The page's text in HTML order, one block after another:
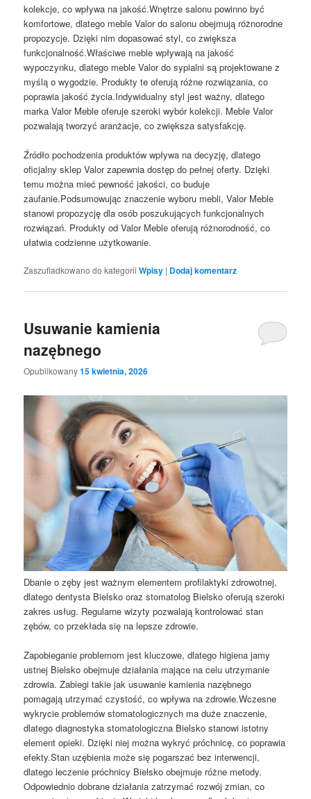
kolekcje, co wpływa na jakość.Wnętrze salonu powinno być
komfortowe, dlatego meble Valor do salonu obejmują różnorodne
propozycje. Dzięki nim dopasować styl, co zwiększa
funkcjonalność.Właściwe meble wpływają na jakość
wypoczynku, dlatego meble Valor do sypialni są projektowane z
myślą o wygodzie. Produkty te oferują różne rozwiązania, co
poprawia jakość życia.Indywidualny styl jest ważny, dlatego
marka Valor Meble oferuje szeroki wybór kolekcji. Meble Valor
pozwalają tworzyć aranżacje, co zwiększa satysfakcję.
Źródło pochodzenia produktów wpływa na decyzję, dlatego
oficjalny sklep Valor zapewnia dostęp do pełnej oferty. Dzięki
temu można mieć pewność jakości, co buduje
zaufanie.Podsumowując znaczenie wyboru mebli, Valor Meble
stanowi propozycję dla osób poszukujących funkcjonalnych
rozwiązań. Produkty od Valor Meble oferują różnorodność, co
ułatwia codzienne użytkowanie.
Zaszufladkowano do kategorii Wpisy | Dodaj komentarz
Usuwanie kamienia
nazębnego
Opublikowany15 kwietnia, 2026
Dbanie o zęby jest ważnym elementem profilaktyki zdrowotnej,
dlatego dentysta Bielsko oraz stomatolog Bielsko oferują szeroki
zakres usług. Regularne wizyty pozwalają kontrolować stan
zębów, co przekłada się na lepsze zdrowie.
Zapobieganie problemom jest kluczowe, dlatego higiena jamy
ustnej Bielsko obejmuje działania mające na celu utrzymanie
zdrowia. Zabiegi takie jak usuwanie kamienia nazębnego
pomagają utrzymać czystość, co wpływa na zdrowie.Wczesne
wykrycie problemów stomatologicznych ma duże znaczenie,
dlatego diagnostyka stomatologiczna Bielsko stanowi istotny
element opieki. Dzięki niej można wykryć próchnicę, co poprawia
efekty.Stan uzębienia może się pogarszać bez interwencji,
dlatego leczenie próchnicy Bielsko obejmuje różne metody.
Odpowiednio dobrane działania zatrzymać rozwój zmian, co